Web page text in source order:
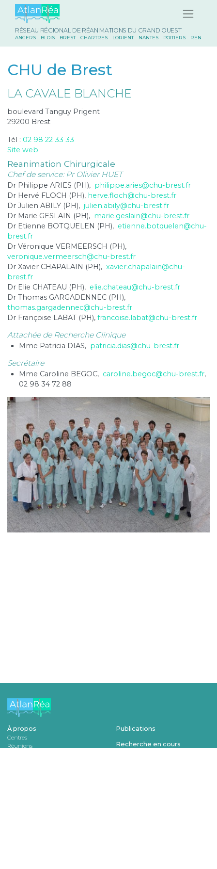
RÉSEAU RÉGIONAL DE RÉANIMATIONS DU GRAND OUEST
ANGERS BLOIS BREST CHARTRES LORIENT NANTES POITIERS RENNES
CHU de Brest
LA CAVALE BLANCHE
boulevard Tanguy Prigent
29200 Brest
Tél : 02 98 22 33 33
Site web
Reanimation Chirurgicale
Chef de service: Pr Olivier HUET
Dr Philippe ARIES (PH), philippe.aries@chu-brest.fr
Dr Hervé FLOCH (PH), herve.floch@chu-brest.fr
Dr Julien ABILY (PH), julien.abily@chu-brest.fr
Dr Marie GESLAIN (PH), marie.geslain@chu-brest.fr
Dr Etienne BOTQUELEN (PH), etienne.botquelen@chu-
brest.fr
Dr Véronique VERMEERSCH (PH),
veronique.vermeersch@chu-brest.fr
Dr Xavier CHAPALAIN (PH), xavier.chapalain@chu-
brest.fr
Dr Elie CHATEAU (PH), elie.chateau@chu-brest.fr
Dr Thomas GARGADENNEC (PH),
thomas.gargadennec@chu-brest.fr
Dr Françoise LABAT (PH), francoise.labat@chu-brest.fr
Attachée de Recherche Clinique
Mme Patricia DIAS, patricia.dias@chu-brest.fr
Secrétaire
Mme Caroline BEGOC, caroline.begoc@chu-brest.fr,
02 98 34 72 88
À propos
Centres
Réunions
Publications
Recherche en cours